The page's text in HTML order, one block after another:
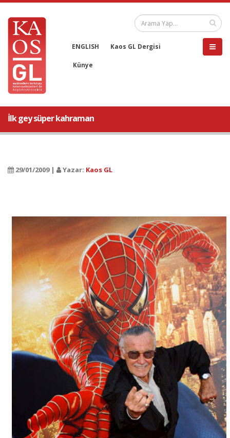
ENGLISH Kaos GL Dergisi
Künye
İlk gey süper kahraman
29/01/2009 | Yazar: Kaos GL